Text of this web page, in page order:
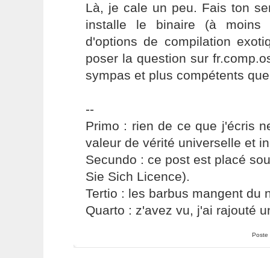
Là, je cale un peu. Fais ton
installe le binaire (à
d'options de compilation
poser la question sur
sympas et plus compétents
--
Primo : rien de ce que j'écris
valeur de vérité universelle et
Secundo : ce post est placé
Sie Sich Licence).
Tertio : les barbus mangent du
Quarto : z'avez vu, j'ai rajouté
Poste